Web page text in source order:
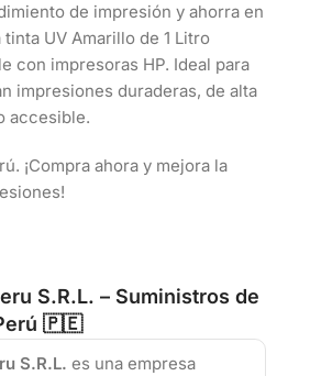
de impresión y ahorra en
UV Amarillo de 1 Litro
con impresoras HP. Ideal para
impresiones duraderas, de alta
accesible.
¡Compra ahora y mejora la
S.R.L. – Suministros de
🇵🇪
S.R.L. es una empresa